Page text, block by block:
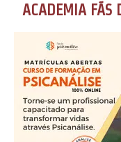
ACADEMIA FÃS